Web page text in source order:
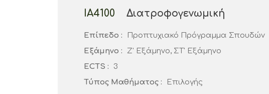
ΙΑ4100 Διατροφογενωμική
Επίπεδο :
Προπτυχιακό Πρόγραμμα Σπουδών
Εξάμηνο :
Ζ' Εξάμηνο, ΣΤ' Εξάμηνο
ECTS :
3
Τύπος Μαθήματος :
Επιλογής